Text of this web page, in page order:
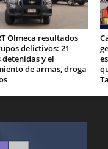
Olmeca resultados
delictivos: 21
detenidas y el
de armas, droga